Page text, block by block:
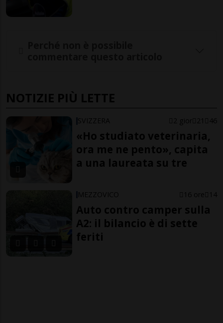
NOTIZIE PIÙ LETTE
SVIZZERA 2 gior 21 46
«Ho studiato veterinaria,
ora me ne pento», capita
a una laureata su tre
MEZZOVICO 16 ore 14
Auto contro camper sulla
A2: il bilancio è di sette
feriti